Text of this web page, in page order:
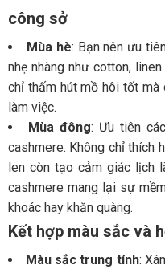
công sở
Mùa hè: Bạn nên ưu
nhẹ nhàng như cotton,
chỉ thấm hút mồ hôi tốt
làm việc.
Mùa đông: Ưu tiên
cashmere. Không chỉ thích
len còn tạo cảm giác lịch
cashmere mang lại sự
khoác hay khăn quàng.
Kết hợp màu sắc và
Màu sắc trung tính: